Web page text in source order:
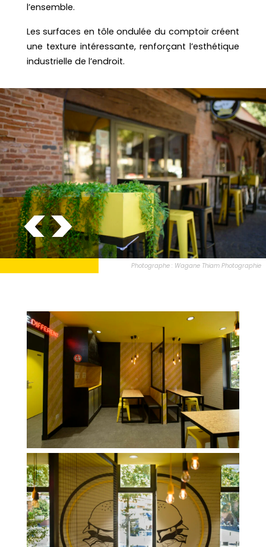
l’ensemble.
Les surfaces en tôle ondulée du comptoir créent
une texture intéressante, renforçant l’esthétique
industrielle de l’endroit.
Photographe : Wagane Thiam Photographie